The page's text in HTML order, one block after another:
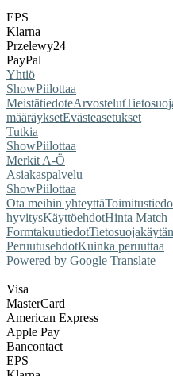
EPS
Klarna
Przelewy24
PayPal
Yhtiö
ShowPiilottaa
MeistätiedoteArvostelut
määräyksetEvästeasetukset
Tutkia
ShowPiilottaa
Merkit A-Ö
Asiakaspalvelu
ShowPiilottaa
Ota meihin yhteyttä
hyvitysKäyttöehdotHinta Match
Formtakuutiedot
PeruutusehdotKuinka peruuttaa
Powered by Google Translate
Visa
MasterCard
American Express
Apple Pay
Bancontact
EPS